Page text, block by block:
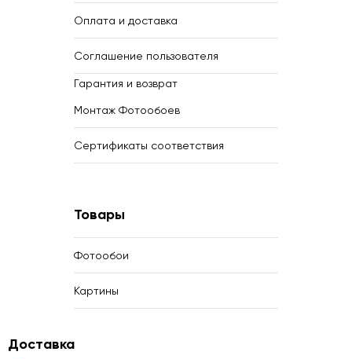
Оплата и доставка
Соглашение пользователя
Гарантия и возврат
Монтаж Фотообоев
Сертификаты соответствия
Товары
Фотообои
Картины
Доставка